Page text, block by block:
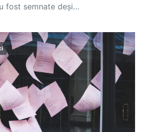
fost semnate deși…